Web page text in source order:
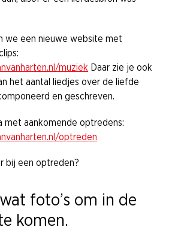
we een nieuwe website met
muziek Daar zie je ook
het aantal liedjes over de liefde
en geschreven.
met aankomende optredens:
optreden
bij een optreden?
foto’s om in de
komen.